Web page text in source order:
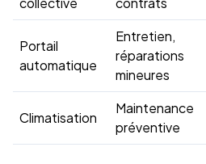
Portail
automatique
Entretien,
réparations
mineures
Climatisation
Maintenance
préventive